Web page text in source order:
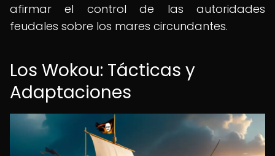
afirmar el control de las autoridades
feudales sobre los mares circundantes.
Los Wokou: Tácticas y
Adaptaciones